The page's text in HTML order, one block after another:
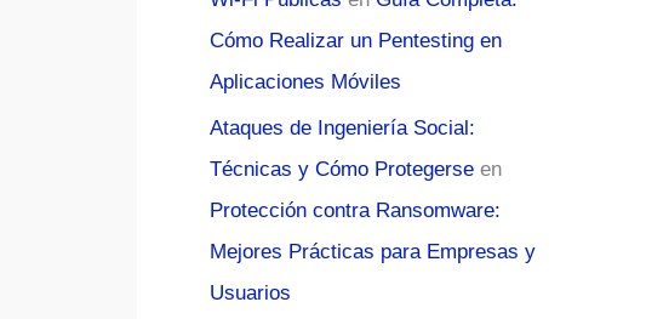
Cómo Realizar un Pentesting en
Aplicaciones Móviles
Ataques de Ingeniería Social:
Técnicas y Cómo Protegerse en
Protección contra Ransomware:
Mejores Prácticas para Empresas y
Usuarios